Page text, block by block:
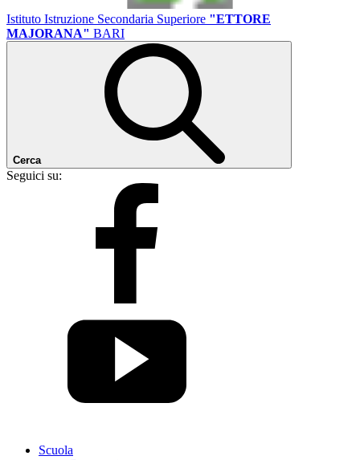
Istituto Istruzione Secondaria Superiore "ETTORE
MAJORANA" BARI
Cerca
Seguici su:
Scuola